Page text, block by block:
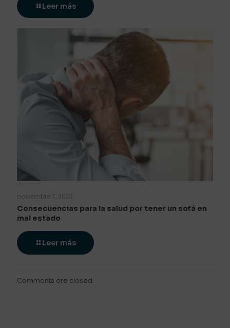
Leer más
noviembre 7, 2023
Consecuencias para la salud por tener un sofá en
mal estado
Leer más
Comments are closed.